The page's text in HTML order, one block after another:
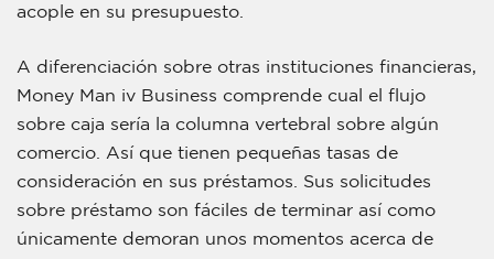
acople en su presupuesto.
A diferenciación sobre otras instituciones financieras,
Money Man iv Business comprende cual el flujo
sobre caja serí­a la columna vertebral sobre algún
comercio. Así que tienen pequeñas tasas de
consideración en sus préstamos. Sus solicitudes
sobre préstamo son fáciles de terminar así­ como
únicamente demoran unos momentos acerca de